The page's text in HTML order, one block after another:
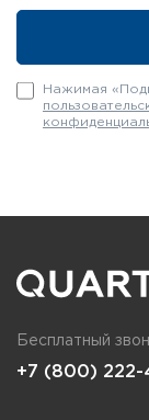
Нажимая
Бесплатный
+7 (800) 222-